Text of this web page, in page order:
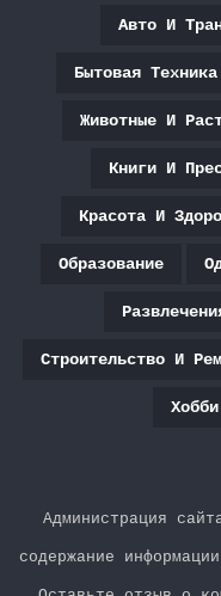
Авто И
Бытовая Техника
Животные И
Книги И
Красота И
Образование
Строительство И
Хобби
Администрация
содержание